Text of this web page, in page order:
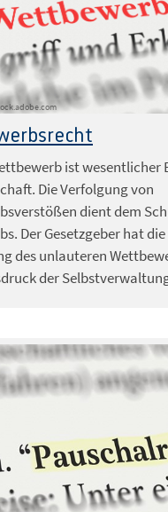
ist wesentlicher
Die Verfolgung von
dient dem
Der Gesetzgeber hat
des unlauteren
der